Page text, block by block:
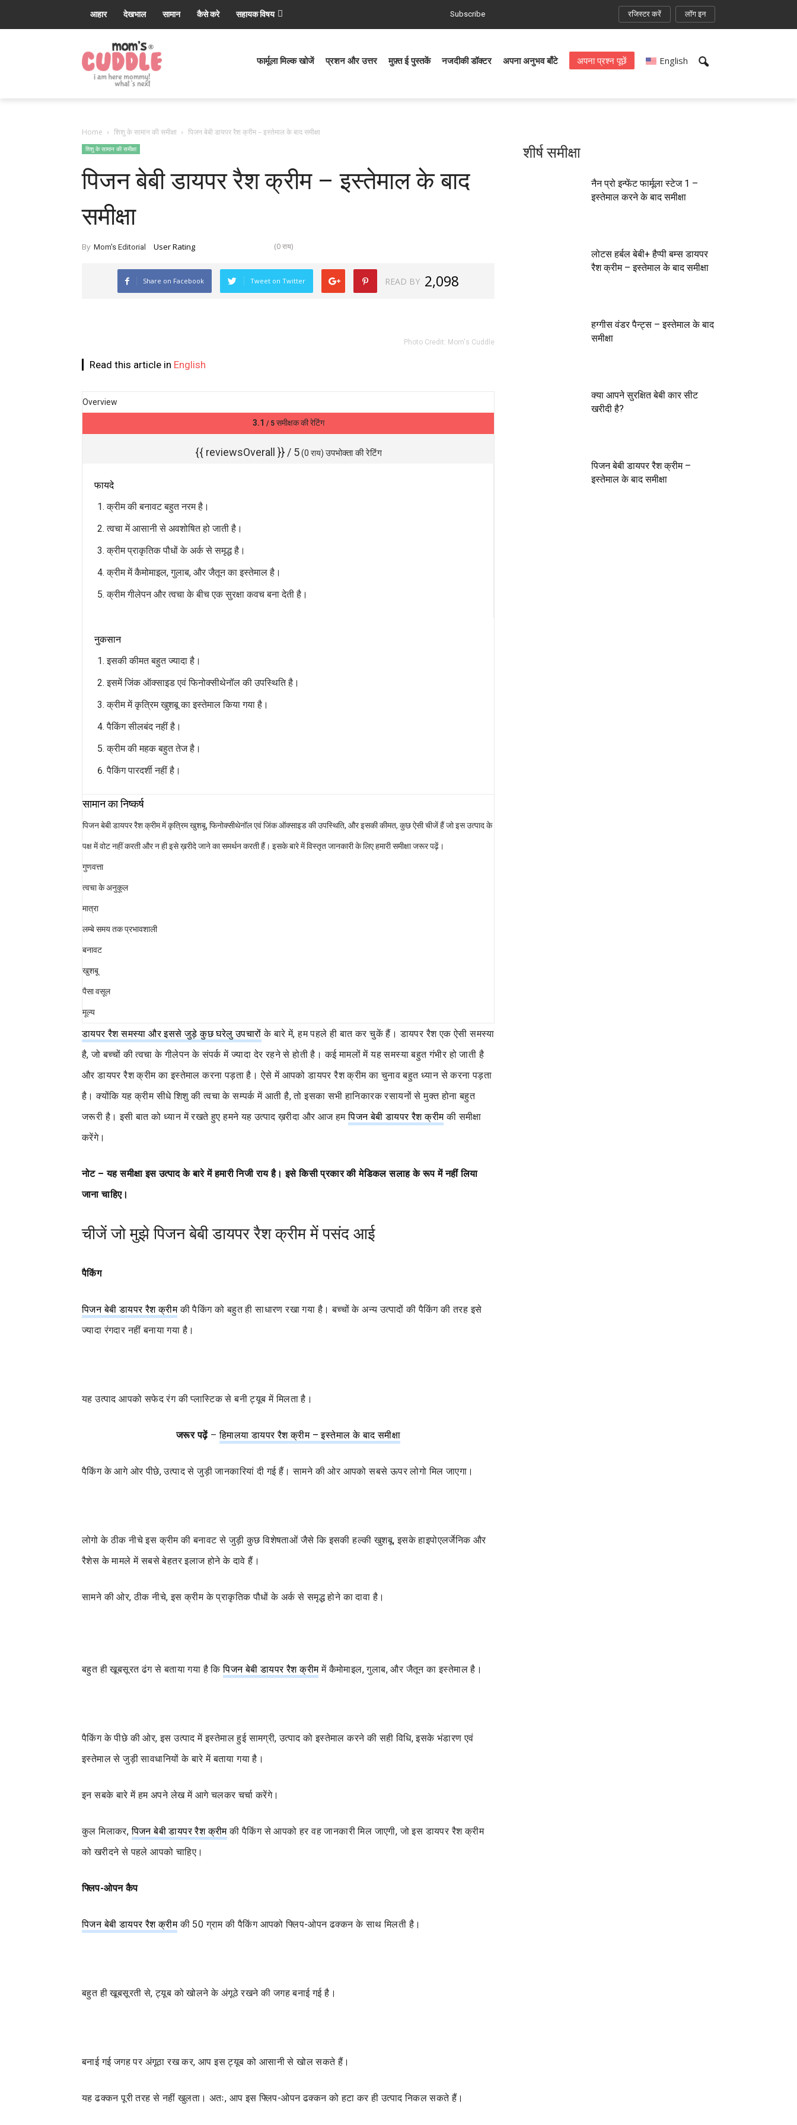
आहार देखभाल सामान कैसे करे सहायक विषय Subscribe रजिस्टर करें लॉग इन
Cuddle®
फार्मूला मिल्क खोजें प्रशन और उत्तर मुफ़्त ई पुस्तकें नजदीकी डॉक्टर अपना अनुभव बाँटे अपना प्रश्न पूछें English
Home शिशु के सामान की समीक्षा पिजन बेबी डायपर रैश क्रीम – इस्तेमाल के बाद समीक्षा
शिशु के सामान की समीक्षा
पिजन बेबी डायपर रैश क्रीम – इस्तेमाल के बाद
समीक्षा
By Mom's Editorial User Rating (0 राय)
Share on Facebook Tweet on Twitter READ BY 2,098
Photo Credit: Mom's Cuddle
Read this article in English
Overview
3.1 / 5 समीक्षक की रेटिंग
{{ reviewsOverall }} / 5 (0 राय) उपभोक्ता की रेटिंग
फायदे
क्रीम की बनावट बहुत नरम है।
त्वचा में आसानी से अवशोषित हो जाती है।
क्रीम प्राकृतिक पौधों के अर्क से समृद्ध है।
क्रीम में कैमोमाइल, गुलाब, और जैतून का इस्तेमाल है।
क्रीम गीलेपन और त्वचा के बीच एक सुरक्षा कवच बना देती है।
नुकसान
इसकी कीमत बहुत ज्यादा है।
इसमें जिंक ऑक्साइड एवं फिनोक्सीथेनॉल की उपस्थिति है।
क्रीम में कृत्रिम खुशबू का इस्तेमाल किया गया है।
पैकिंग सीलबंद नहीं है।
क्रीम की महक बहुत तेज है।
पैकिंग पारदर्शी नहीं है।
सामान का निष्कर्ष
पिजन बेबी डायपर रैश क्रीम में कृत्रिम खुशबू, फिनोक्सीथेनॉल एवं जिंक ऑक्साइड की उपस्थिति, और इसकी कीमत, कुछ ऐसी चीजें हैं जो इस उत्पाद के
पक्ष में वोट नहीं करती और न ही इसे ख़रीदे जाने का समर्थन करती हैं। इसके बारे में विस्तृत जानकारी के लिए हमारी समीक्षा जरूर पढ़ें।
गुणवत्ता
त्वचा के अनुकूल
मात्रा
लम्बे समय तक प्रभावशाली
बनावट
खुशबू
पैसा वसूल
मूल्य
डायपर रैश समस्या और इससे जुड़े कुछ घरेलु उपचारों के बारे में, हम पहले ही बात कर चुकें हैं। डायपर रैश एक ऐसी समस्या
है, जो बच्चों की त्वचा के गीलेपन के संपर्क में ज्यादा देर रहने से होती है। कई मामलों में यह समस्या बहुत गंभीर हो जाती है
और डायपर रैश क्रीम का इस्तेमाल करना पड़ता है। ऐसे में आपको डायपर रैश क्रीम का चुनाव बहुत ध्यान से करना पड़ता
है। क्योंकि यह क्रीम सीधे शिशु की त्वचा के सम्पर्क में आती है, तो इसका सभी हानिकारक रसायनों से मुक्त होना बहुत
जरूरी है। इसी बात को ध्यान में रखते हुए हमने यह उत्पाद ख़रीदा और आज हमपिजन बेबी डायपर रैश क्रीमकी समीक्षा
करेंगे।
नोट – यह समीक्षा इस उत्पाद के बारे में हमारी निजी राय है। इसे किसी प्रकार की मेडिकल सलाह के रूप में नहीं लिया
जाना चाहिए।
चीजें जो मुझे पिजन बेबी डायपर रैश क्रीम में पसंद आई
पैकिंग
पिजन बेबी डायपर रैश क्रीमकी पैकिंग को बहुत ही साधारण रखा गया है। बच्चों के अन्य उत्पादों की पैकिंग की तरह इसे
ज्यादा रंगदार नहीं बनाया गया है।
यह उत्पाद आपको सफेद रंग की प्लास्टिक से बनी ट्यूब में मिलता है।
जरूर पढ़ें–हिमालया डायपर रैश क्रीम – इस्तेमाल के बाद समीक्षा
पैकिंग के आगे ओर पीछे, उत्पाद से जुड़ी जानकारियां दी गई हैं। सामने की ओर आपको सबसे ऊपर लोगो मिल जाएगा।
लोगो के ठीक नीचे इस क्रीम की बनावट से जुड़ी कुछ विशेषताओं जैसे कि इसकी हल्की खुशबू, इसके हाइपोएलर्जेनिक और
रैशेस के मामले में सबसे बेहतर इलाज होने के दावे हैं।
सामने की ओर, ठीक नीचे, इस क्रीम के प्राकृतिक पौधों के अर्क से समृद्ध होने का दावा है।
बहुत ही खूबसूरत ढंग से बताया गया है किपिजन बेबी डायपर रैश क्रीममें कैमोमाइल, गुलाब, और जैतून का इस्तेमाल है।
पैकिंग के पीछे की ओर, इस उत्पाद में इस्तेमाल हुई सामग्री, उत्पाद को इस्तेमाल करने की सही विधि, इसके भंडारण एवं
इस्तेमाल से जुड़ी सावधानियों के बारे में बताया गया है।
इन सबके बारे में हम अपने लेख में आगे चलकर चर्चा करेंगे।
कुल मिलाकर,पिजन बेबी डायपर रैश क्रीमकी पैकिंग से आपको हर वह जानकारी मिल जाएगी, जो इस डायपर रैश क्रीम
को खरीदने से पहले आपको चाहिए।
फ्लिप-ओपन कैप
पिजन बेबी डायपर रैश क्रीमकी 50 ग्राम की पैकिंग आपको फ्लिप-ओपन ढक्कन के साथ मिलती है।
बहुत ही खूबसूरती से, ट्यूब को खोलने के अंगूठे रखने की जगह बनाई गई है।
बनाई गई जगह पर अंगूठा रख कर, आप इस ट्यूब को आसानी से खोल सकते हैं।
यह ढक्कन पूरी तरह से नहीं खुलता। अतः, आप इस फ्लिप-ओपन ढक्कन को हटा कर ही उत्पाद निकल सकते हैं।
शीर्ष समीक्षा
नैन प्रो इन्फेंट फार्मूला स्टेज 1 –
इस्तेमाल करने के बाद समीक्षा
लोटस हर्बल बेबी+ हैप्पी बम्स डायपर
रैश क्रीम – इस्तेमाल के बाद समीक्षा
हग्गीस वंडर पैन्ट्स – इस्तेमाल के बाद
समीक्षा
क्या आपने सुरक्षित बेबी कार सीट
खरीदी है?
पिजन बेबी डायपर रैश क्रीम –
इस्तेमाल के बाद समीक्षा